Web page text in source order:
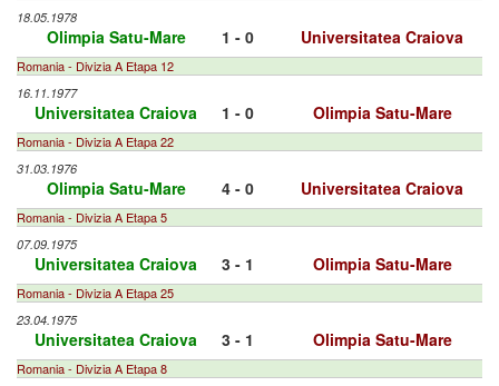
18.05.1978
Olimpia Satu-Mare 1 - 0 Universitatea Craiova
Romania - Divizia A Etapa 12
16.11.1977
Universitatea Craiova 1 - 0 Olimpia Satu-Mare
Romania - Divizia A Etapa 22
31.03.1976
Olimpia Satu-Mare 4 - 0 Universitatea Craiova
Romania - Divizia A Etapa 5
07.09.1975
Universitatea Craiova 3 - 1 Olimpia Satu-Mare
Romania - Divizia A Etapa 25
23.04.1975
Universitatea Craiova 3 - 1 Olimpia Satu-Mare
Romania - Divizia A Etapa 8